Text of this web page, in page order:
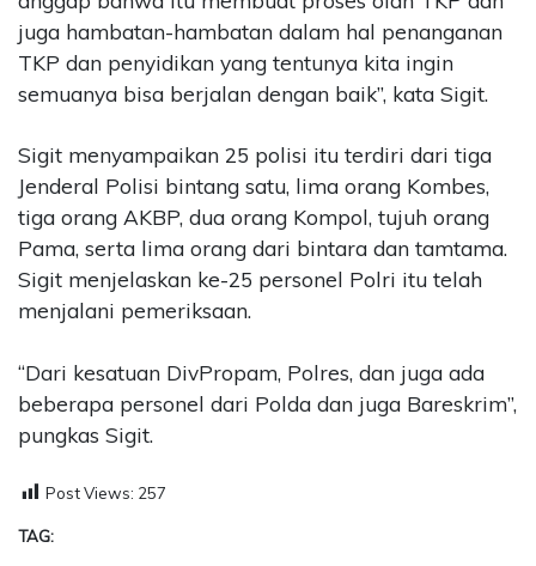
juga hambatan-hambatan dalam hal penanganan
TKP dan penyidikan yang tentunya kita ingin
semuanya bisa berjalan dengan baik”, kata Sigit.
Sigit menyampaikan 25 polisi itu terdiri dari tiga
Jenderal Polisi bintang satu, lima orang Kombes,
tiga orang AKBP, dua orang Kompol, tujuh orang
Pama, serta lima orang dari bintara dan tamtama.
Sigit menjelaskan ke-25 personel Polri itu telah
menjalani pemeriksaan.
“Dari kesatuan DivPropam, Polres, dan juga ada
beberapa personel dari Polda dan juga Bareskrim”,
pungkas Sigit.
Post Views: 257
TAG: